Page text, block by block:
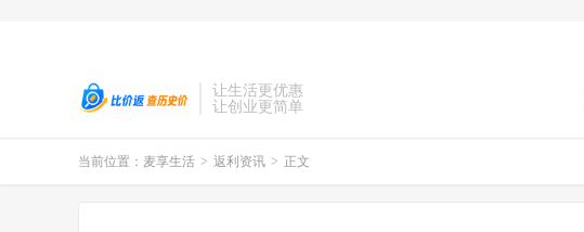
让生活更优惠
让创业更简单
当前位置： 麦享生活 > 返利资讯 > 正文